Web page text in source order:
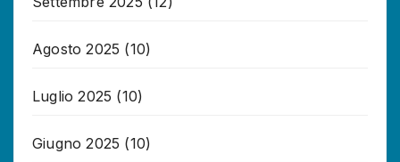
Agosto 2025 (10)
Luglio 2025 (10)
Giugno 2025 (10)